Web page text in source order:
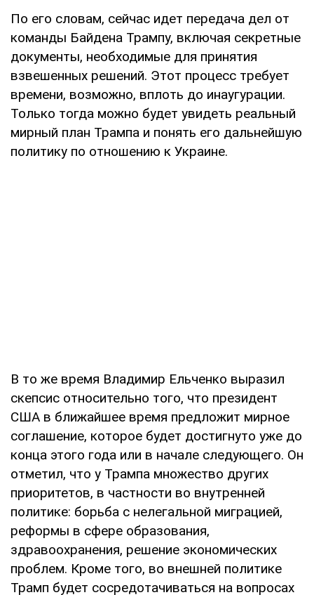
По его словам, сейчас идет передача дел от
команды Байдена Трампу, включая секретные
документы, необходимые для принятия
взвешенных решений. Этот процесс требует
времени, возможно, вплоть до инаугурации.
Только тогда можно будет увидеть реальный
мирный план Трампа и понять его дальнейшую
политику по отношению к Украине.
В то же время Владимир Ельченко выразил
скепсис относительно того, что президент
США в ближайшее время предложит мирное
соглашение, которое будет достигнуто уже до
конца этого года или в начале следующего. Он
отметил, что у Трампа множество других
приоритетов, в частности во внутренней
политике: борьба с нелегальной миграцией,
реформы в сфере образования,
здравоохранения, решение экономических
проблем. Кроме того, во внешней политике
Трамп будет сосредотачиваться на вопросах